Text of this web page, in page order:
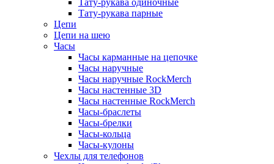
Тату-рукава одиночные
Тату-рукава парные
Цепи
Цепи на шею
Часы
Часы карманные на цепочке
Часы наручные
Часы наручные RockMerch
Часы настенные 3D
Часы настенные RockMerch
Часы-браслеты
Часы-брелки
Часы-кольца
Часы-кулоны
Чехлы для телефонов